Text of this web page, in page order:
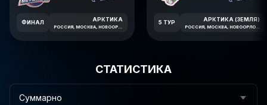
ФИНАЛ АРКТИКА 5 ТУР АРКТИКА (ЗЕМЛЯ)
СТАТИСТИКА
Суммарно